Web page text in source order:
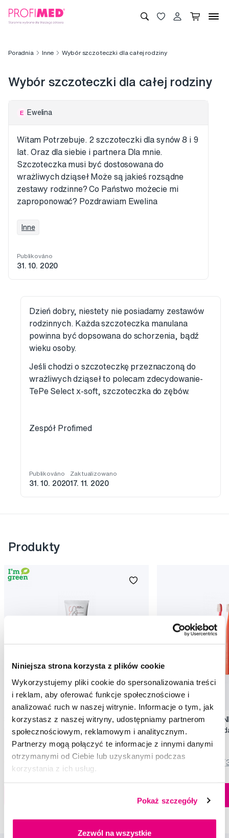
Niniejsza strona korzysta z plików cookie
Wykorzystujemy pliki cookie do spersonalizowania treści
i reklam, aby oferować funkcje społecznościowe i
analizować ruch w naszej witrynie. Informacje o tym, jak
korzystasz z naszej witryny, udostępniamy partnerom
społecznościowym, reklamowym i analitycznym.
Partnerzy mogą połączyć te informacje z innymi danymi
otrzymanymi od Ciebie lub uzyskanymi podczas
korzystania z ich usług.
Pokaż szczegóły
Zezwól na wszystkie
Poradnia Inne Wybór szczoteczki dla całej rodziny
Wybór szczoteczki dla całej rodziny
E Ewelina
Witam Potrzebuje. 2 szczoteczki dla synów 8 i 9
lat. Oraz dla siebie i partnera Dla mnie.
Szczoteczka musi być dostosowana do
wrażliwych dziąseł Może są jakieś rozsądne
zestawy rodzinne? Co Państwo możecie mi
zaproponować? Pozdrawiam Ewelina
Inne
Publikováno
31. 10. 2020
Dzień dobry, niestety nie posiadamy zestawów
rodzinnych. Każda szczoteczka manulana
powinna być dopsowana do schorzenia, bądź
wieku osoby.
Jeśli chodzi o szczoteczkę przeznaczoną do
wrażliwych dziąseł to polecam zdecydowanie-
TePe Select x-soft, szczoteczka do zębów.
Zespół Profimed
Publikováno
31. 10. 2020
Zaktualizowano
17. 11. 2020
Produkty
Promocja
SWISSDENT EXTREME intensywna pasta
wybielająca, 100 ml
79,90 Zł
5,0
Dostępny > 5 szt
Promocja
SWISSDENT
zębów Soft (2+1 za
44,90 Zł